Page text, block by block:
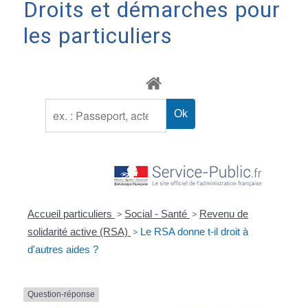
Droits et démarches pour
les particuliers
Accueil particuliers > Social - Santé > Revenu de
solidarité active (RSA) > Le RSA donne t-il droit à
d'autres aides ?
Question-réponse